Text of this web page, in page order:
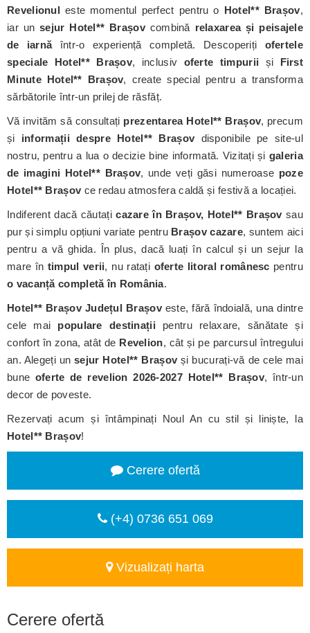
Revelionul este momentul perfect pentru o Hotel** Brașov,
iar un sejur Hotel** Brașovcombină relaxarea și peisajele
de iarnăîntr-o experiență completă. Descoperiți ofertele
speciale Hotel** Brașov, inclusiv oferte timpurii și First
Minute Hotel** Brașov, create special pentru a transforma
sărbătorile într-un prilej de răsfăț.
Vă invităm să consultați prezentarea Hotel** Brașov, precum
și informații despre Hotel** Brașov disponibile pe site-ul
nostru, pentru a lua o decizie bine informată. Vizitați și galeria
de imagini Hotel** Brașov, unde veți găsi numeroase poze
Hotel** Brașov ce redau atmosfera caldă și festivă a locației.
Indiferent dacă căutațicazare în Brașov, Hotel** Brașov sau
pur și simplu opțiuni variate pentru Brașov cazare, suntem aici
pentru a vă ghida. În plus, dacă luați în calcul și un sejur la
mare în timpul verii, nu ratați oferte litoral românesc pentru
o vacanță completă în România.
Hotel** Brașov Județul Brașoveste, fără îndoială, una dintre
cele mai populare destinații pentru relaxare, sănătate și
confort în zona, atât de Revelion, cât și pe parcursul întregului
an. Alegeți unsejur Hotel** Brașov și bucurați-vă de cele mai
bune oferte de revelion 2026-2027 Hotel** Brașov, într-un
decor de poveste.
Rezervați acum și întâmpinați Noul An cu stil și liniște, la
Hotel** Brașov!
Cerere ofertă
(+4) 0736 651 069
Vizualizați harta
Cerere ofertă